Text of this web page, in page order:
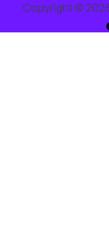
Copyright ©